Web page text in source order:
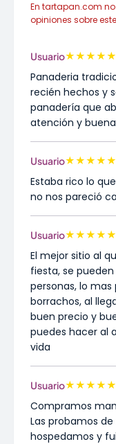
En tartapan.com
opiniones sobre
Usuario★★★★★
Panaderia
recién hechos y
panadería que
atención y
Usuario★★★★★
Estaba rico lo
no nos pareció
Usuario★★★★★
El mejor sitio al
fiesta, se
personas, lo
borrachos, al
buen precio y
puedes hacer al
vida
Usuario★★★★★
Compramos
Las probamos
hospedamos y